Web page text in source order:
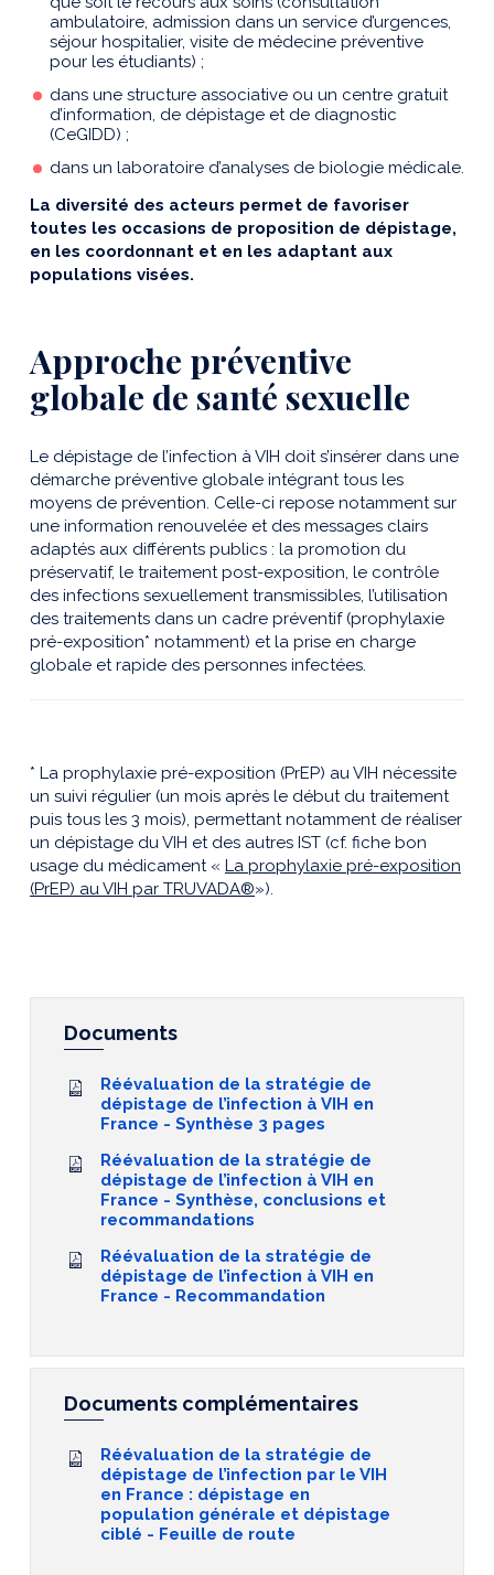
ambulatoire, admission dans un service d’urgences,
séjour hospitalier, visite de médecine préventive
pour les étudiants) ;
dans une structure associative ou un centre gratuit
d’information, de dépistage et de diagnostic
(CeGIDD) ;
dans un laboratoire d’analyses de biologie médicale.
La diversité des acteurs permet de favoriser
toutes les occasions de proposition de dépistage,
en les coordonnant et en les adaptant aux
populations visées.
Approche préventive
globale de santé sexuelle
Le dépistage de l’infection à VIH doit s’insérer dans une
démarche préventive globale intégrant tous les
moyens de préven­tion. Celle-ci repose notamment sur
une information renouvelée et des messages clairs
adaptés aux différents publics : la promotion du
préservatif, le traitement post-exposition, le contrôle
des infections sexuellement transmissibles, l’utilisation
des traitements dans un cadre préventif (prophylaxie
pré-exposition* notamment) et la prise en charge
globale et rapide des personnes infectées.
* La prophylaxie pré-exposition (PrEP) au VIH nécessite
un suivi régulier (un mois après le début du traitement
puis tous les 3 mois), permettant notamment de réaliser
un dépistage du VIH et des autres IST (cf. fiche bon
usage du médicament « La prophylaxie pré-exposition
(PrEP) au VIH par TRUVADA®»).
Documents
Réévaluation de la stratégie de
dépistage de l’infection à VIH en
France - Synthèse 3 pages
Réévaluation de la stratégie de
dépistage de l’infection à VIH en
France - Synthèse, conclusions et
recommandations
Réévaluation de la stratégie de
dépistage de l’infection à VIH en
France - Recommandation
Documents complémentaires
Réévaluation de la stratégie de
dépistage de l’infection par le VIH
en France : dépistage en
population générale et dépistage
ciblé - Feuille de route